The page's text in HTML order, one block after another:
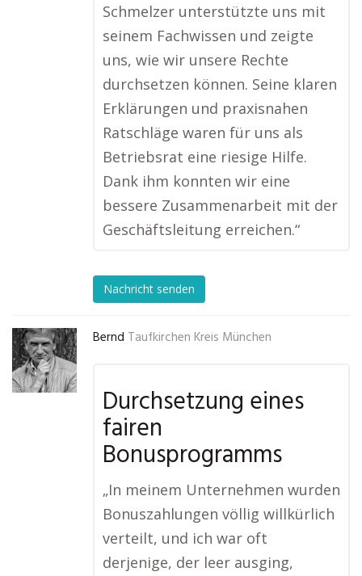
Schmelzer unterstützte uns mit
seinem Fachwissen und zeigte
uns, wie wir unsere Rechte
durchsetzen können. Seine klaren
Erklärungen und praxisnahen
Ratschläge waren für uns als
Betriebsrat eine riesige Hilfe.
Dank ihm konnten wir eine
bessere Zusammenarbeit mit der
Geschäftsleitung erreichen.“
Nachricht senden
Bernd Taufkirchen Kreis München
Durchsetzung eines
fairen
Bonusprogramms
„In meinem Unternehmen wurden
Bonuszahlungen völlig willkürlich
verteilt, und ich war oft
derjenige, der leer ausging,